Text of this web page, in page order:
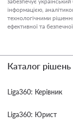
інформацією,
технологічними
ефективної та
Каталог рішень
Liga360: Керівник
Liga360: Юрист